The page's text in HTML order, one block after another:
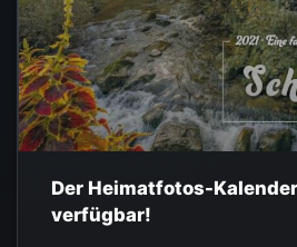
Der Heimatfotos-
verfügbar!